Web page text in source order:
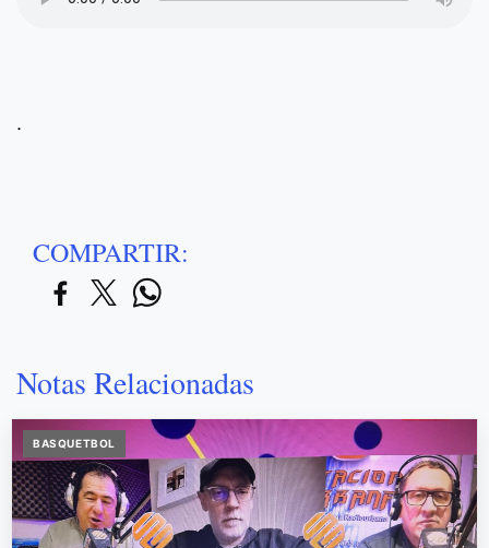
.
COMPARTIR:
Notas Relacionadas
BASQUETBOL